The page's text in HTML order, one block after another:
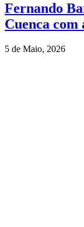
Fernando
Cuenca com
5 de Maio, 2026